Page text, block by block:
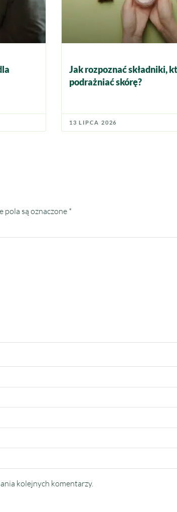
Jak rozpoznać składniki,
podrażniać skórę?
13 LIPCA 2026
pola są oznaczone*
kolejnych komentarzy.